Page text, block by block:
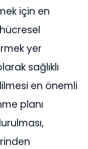
için en
yer
sağlıklı
en önemli
planı